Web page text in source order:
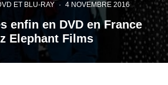
ET BLU-RAY · 4 NOVEMBRE 2016
enfin en DVD en France
Elephant Films